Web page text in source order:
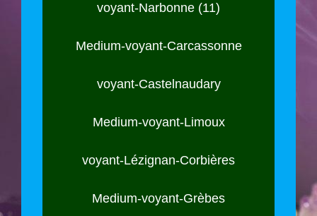
voyant-Narbonne (11)
Medium-voyant-Carcassonne
voyant-Castelnaudary
Medium-voyant-Limoux
voyant-Lézignan-Corbières
Medium-voyant-Grèbes